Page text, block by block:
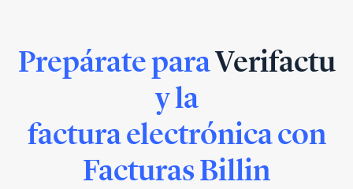
Prepárate paraVerifactu
y la
factura electrónica con
Facturas Billin